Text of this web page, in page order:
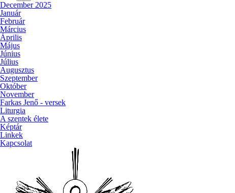
December 2025
Január
Február
Március
Április
Május
Június
Július
Augusztus
Szeptember
Október
November
Farkas Jenő - versek
Liturgia
A szentek élete
Képtár
Linkek
Kapcsolat